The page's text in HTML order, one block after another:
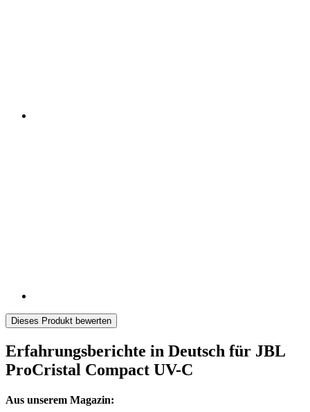
Dieses Produkt bewerten
Erfahrungsberichte in Deutsch für JBL
ProCristal Compact UV-C
Aus unserem Magazin: